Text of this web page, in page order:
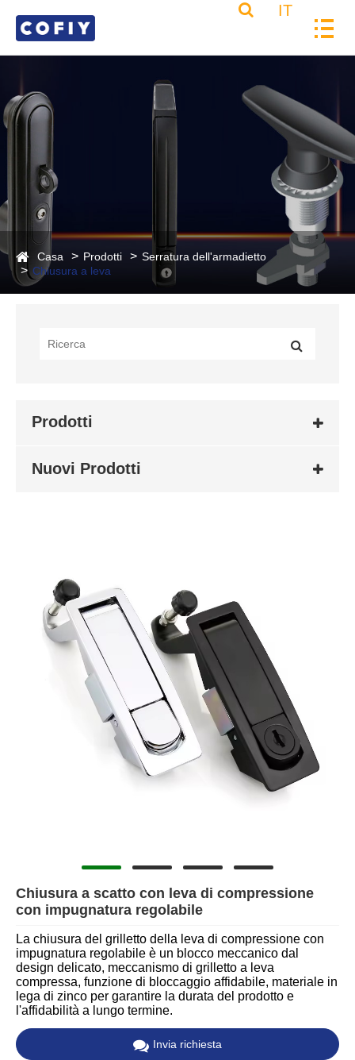
IT
Casa Prodotti
Serratura dell'armadietto
Chiusura a leva
Prodotti
Nuovi Prodotti
Chiusura a scatto con leva di compressione
con impugnatura regolabile
La chiusura del grilletto della leva di compressione con
impugnatura regolabile è un blocco meccanico dal
design delicato, meccanismo di grilletto a leva
compressa, funzione di bloccaggio affidabile, materiale in
lega di zinco per garantire la durata del prodotto e
l'affidabilità a lungo termine.
Invia richiesta